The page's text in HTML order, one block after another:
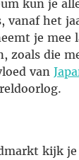
kun je
vanaf het
je mee
zoals die
van
kijk je